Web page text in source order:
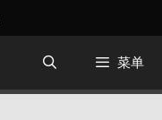
菜单